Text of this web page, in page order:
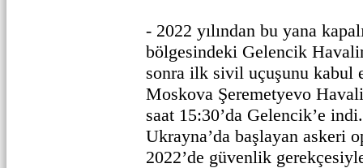
- 2022 yılından bu yana
bölgesindeki Gelencik
sonra ilk sivil uçuşunu kabul
Moskova Şeremetyevo
saat 15:30’da Gelencik’e
Ukrayna’da başlayan askeri
2022’de güvenlik